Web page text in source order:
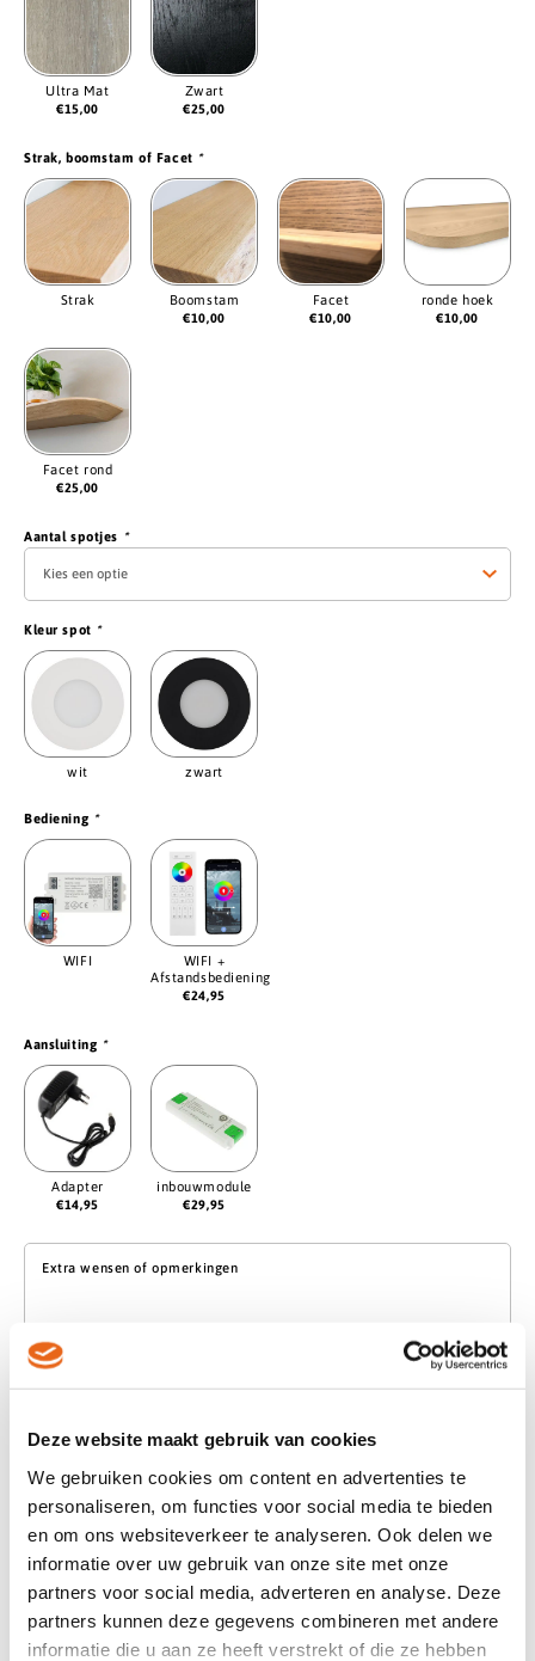
Deze website maakt gebruik van cookies
We gebruiken cookies om content en advertenties te
personaliseren, om functies voor social media te bieden
en om ons websiteverkeer te analyseren. Ook delen we
informatie over uw gebruik van onze site met onze
partners voor social media, adverteren en analyse. Deze
partners kunnen deze gegevens combineren met andere
informatie die u aan ze heeft verstrekt of die ze hebben
Ultra Mat
€15,00
Zwart
€25,00
Strak, boomstam of Facet *
Strak Boomstam
€10,00
Facet
€10,00
ronde hoek
€10,00
Facet rond
€25,00
Aantal spotjes *
Kleur spot *
wit zwart
Bediening *
WIFI
WIFI +
Afstandsbediening
€24,95
Aansluiting *
Adapter
€14,95
inbouwmodule
€29,95
Extra wensen of opmerkingen
1x
Eiken wandplank | Dimbare LED RGBWW |
Smart spot | Afstandsbediening + WIFI
Afmetingen-50×20 cm -
Op voorraad
€129,50
Voeg toe aan winkelwagen